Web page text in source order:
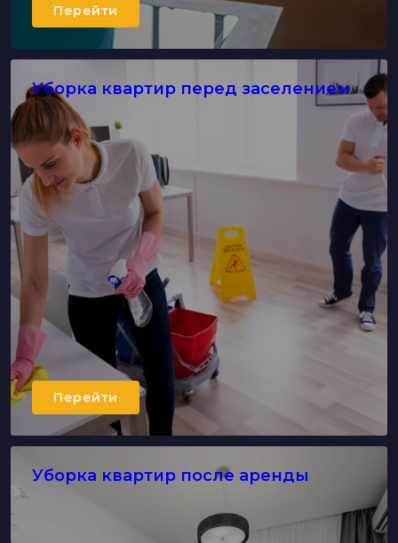
Перейти
Уборка квартир перед заселением
Перейти
Уборка квартир после аренды